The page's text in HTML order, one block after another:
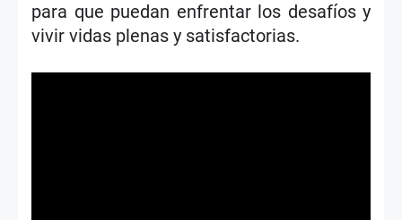
para que puedan enfrentar los desafíos y
vivir vidas plenas y satisfactorias.